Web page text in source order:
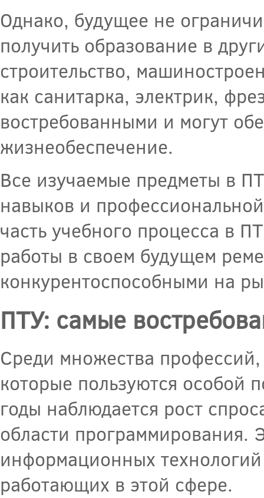
Однако, будущее не
получить образование в
строительство,
как санитарка, электрик,
востребованными и могут
жизнеобеспечение.
Все изучаемые предметы в
навыков и
часть учебного процесса в
работы в своем будущем
конкурентоспособными на
ПТУ: самые
Среди множества
которые пользуются особой
годы наблюдается рост
области программирования.
информационных
работающих в этой сфере.